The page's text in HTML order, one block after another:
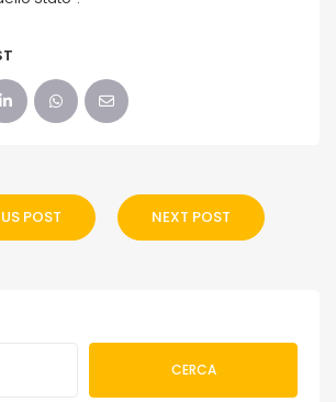
POST NEXT POST
CERCA